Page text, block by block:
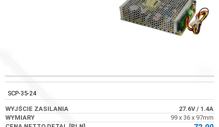
WYJŚCIE
ZASILANIA
CENA NETTO
DETAL [PLN]
SCP-35-24
27.6V/ 1.4A
99 x 36 x 97mm